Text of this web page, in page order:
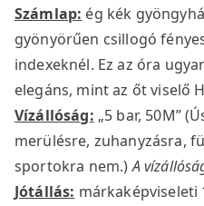
Számlap: ég kék
gyönyörűen csillogó
indexeknél. Ez az óra
elegáns, mint az őt viselő
Vízállóság: „5 bar, 50M”
merülésre, zuhanyzásra,
sportokra nem.)A
Jótállás: márkaképviseleti